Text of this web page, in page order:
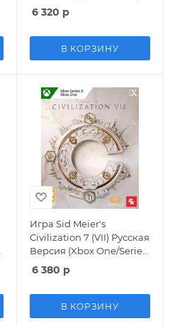
Русская Версия (Xbox
One/Series X)
6 320 р
В КОРЗИНУ
Игра Sid Meier's
Civilization 7 (VII) Русская
Версия (Xbox One/Series
X)
6 380 р
В КОРЗИНУ